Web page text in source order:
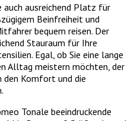
auch ausreichend Platz für
Beinfreiheit und
bequem reisen. Der
Stauraum für Ihre
Egal, ob Sie eine lange
Alltag meistern möchten, der
Komfort und die
Tonale beeindruckende